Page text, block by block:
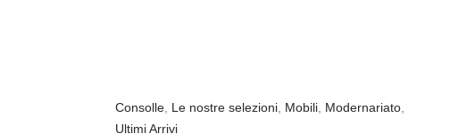
Consolle Le nostre selezioni Mobili Modernariato
Ultimi Arrivi